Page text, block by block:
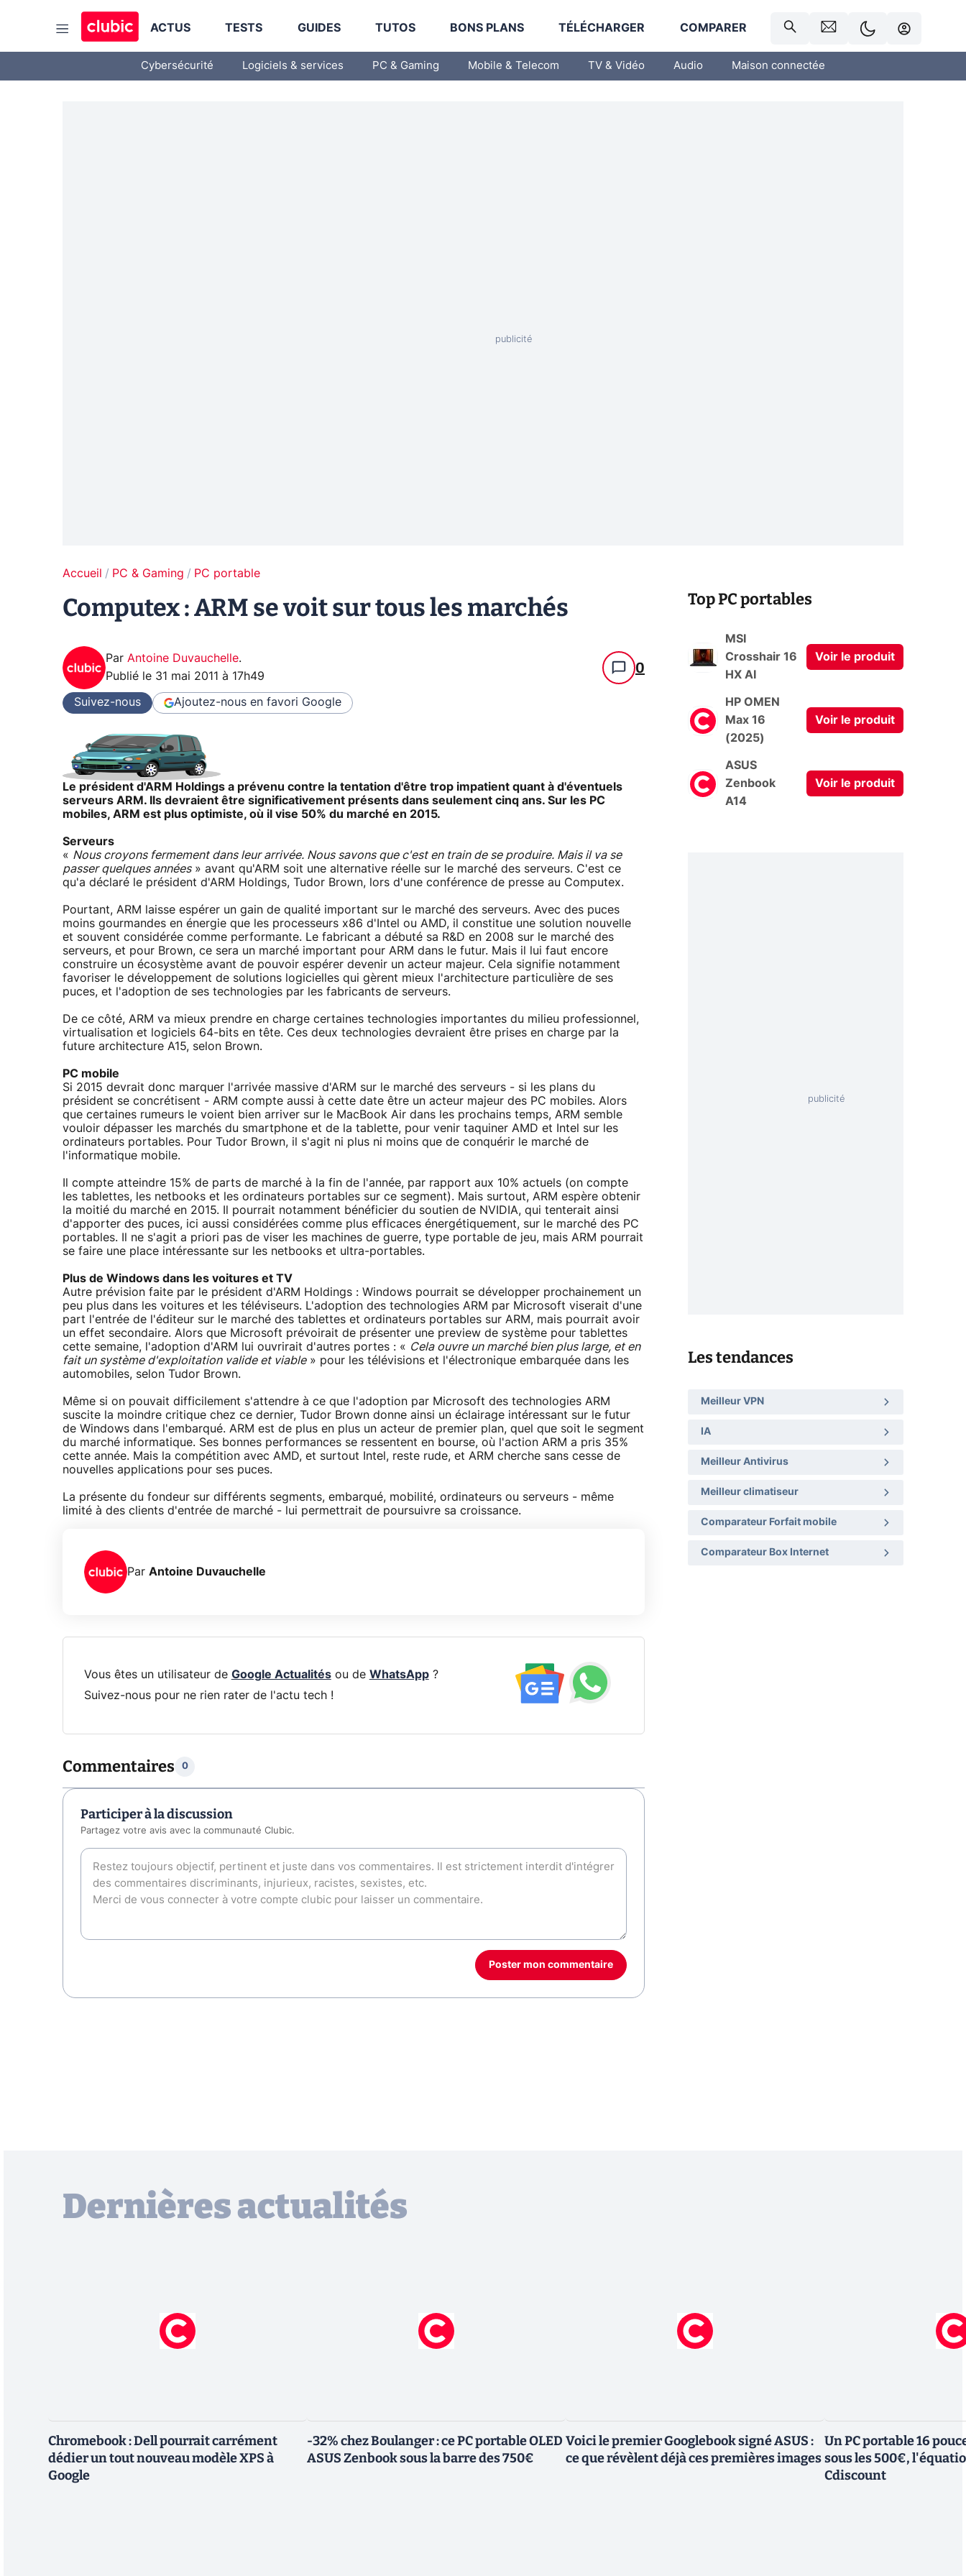
ACTUS TESTS GUIDES TUTOS BONS PLANS TÉLÉCHARGER COMPARER
Cybersécurité Logiciels & services PC & Gaming Mobile & Telecom TV & Vidéo Audio Maison connectée
Accueil PC & Gaming PC portable
Computex : ARM se voit sur tous les marchés
Par Antoine Duvauchelle.
Publié le 31 mai 2011 à 17h49 0
Suivez-nous Ajoutez-nous en favori Google
Le président d'ARM Holdings a prévenu contre la tentation d'être trop impatient quant à d'éventuels
serveurs ARM. Ils devraient être significativement présents dans seulement cinq ans. Sur les PC
mobiles, ARM est plus optimiste, où il vise 50% du marché en 2015.
Serveurs
« Nous croyons fermement dans leur arrivée. Nous savons que c'est en train de se produire. Mais il va se
passer quelques années» avant qu'ARM soit une alternative réelle sur le marché des serveurs. C'est ce
qu'a déclaré le président d'ARM Holdings, Tudor Brown, lors d'une conférence de presse au Computex.
Pourtant, ARM laisse espérer un gain de qualité important sur le marché des serveurs. Avec des puces
moins gourmandes en énergie que les processeurs x86 d'Intel ou AMD, il constitue une solution nouvelle
et souvent considérée comme performante. Le fabricant a débuté sa R&D en 2008 sur le marché des
serveurs, et pour Brown, ce sera un marché important pour ARM dans le futur. Mais il lui faut encore
construire un écosystème avant de pouvoir espérer devenir un acteur majeur. Cela signifie notamment
favoriser le développement de solutions logicielles qui gèrent mieux l'architecture particulière de ses
puces, et l'adoption de ses technologies par les fabricants de serveurs.
De ce côté, ARM va mieux prendre en charge certaines technologies importantes du milieu professionnel,
virtualisation et logiciels 64-bits en tête. Ces deux technologies devraient être prises en charge par la
future architecture A15, selon Brown.
PC mobile
Si 2015 devrait donc marquer l'arrivée massive d'ARM sur le marché des serveurs - si les plans du
président se concrétisent - ARM compte aussi à cette date être un acteur majeur des PC mobiles. Alors
que certaines rumeurs le voient bien arriver sur le MacBook Air dans les prochains temps, ARM semble
vouloir dépasser les marchés du smartphone et de la tablette, pour venir taquiner AMD et Intel sur les
ordinateurs portables. Pour Tudor Brown, il s'agit ni plus ni moins que de conquérir le marché de
l'informatique mobile.
Il compte atteindre 15% de parts de marché à la fin de l'année, par rapport aux 10% actuels (on compte
les tablettes, les netbooks et les ordinateurs portables sur ce segment). Mais surtout, ARM espère obtenir
la moitié du marché en 2015. Il pourrait notamment bénéficier du soutien de NVIDIA, qui tenterait ainsi
d'apporter des puces, ici aussi considérées comme plus efficaces énergétiquement, sur le marché des PC
portables. Il ne s'agit a priori pas de viser les machines de guerre, type portable de jeu, mais ARM pourrait
se faire une place intéressante sur les netbooks et ultra-portables.
Plus de Windows dans les voitures et TV
Autre prévision faite par le président d'ARM Holdings : Windows pourrait se développer prochainement un
peu plus dans les voitures et les téléviseurs. L'adoption des technologies ARM par Microsoft viserait d'une
part l'entrée de l'éditeur sur le marché des tablettes et ordinateurs portables sur ARM, mais pourrait avoir
un effet secondaire. Alors que Microsoft prévoirait de présenter une preview de système pour tablettes
cette semaine, l'adoption d'ARM lui ouvrirait d'autres portes : « Cela ouvre un marché bien plus large, et en
fait un système d'exploitation valide et viable» pour les télévisions et l'électronique embarquée dans les
automobiles, selon Tudor Brown.
Même si on pouvait difficilement s'attendre à ce que l'adoption par Microsoft des technologies ARM
suscite la moindre critique chez ce dernier, Tudor Brown donne ainsi un éclairage intéressant sur le futur
de Windows dans l'embarqué. ARM est de plus en plus un acteur de premier plan, quel que soit le segment
du marché informatique. Ses bonnes performances se ressentent en bourse, où l'action ARM a pris 35%
cette année. Mais la compétition avec AMD, et surtout Intel, reste rude, et ARM cherche sans cesse de
nouvelles applications pour ses puces.
La présente du fondeur sur différents segments, embarqué, mobilité, ordinateurs ou serveurs - même
limité à des clients d'entrée de marché - lui permettrait de poursuivre sa croissance.
Par Antoine Duvauchelle
Vous êtes un utilisateur de Google Actualitésou de WhatsApp?
Suivez-nous pour ne rien rater de l'actu tech !
Commentaires 0
Participer à la discussion
Partagez votre avis avec la communauté Clubic.
Poster mon commentaire
Top PC portables
MSI
Crosshair 16
HX AI
Voir le produit
HP OMEN
Max 16
(2025)
Voir le produit
ASUS
Zenbook
A14
Voir le produit
Les tendances
Meilleur VPN
IA
Meilleur Antivirus
Meilleur climatiseur
Comparateur Forfait mobile
Comparateur Box Internet
Dernières actualités
Chromebook : Dell pourrait carrément
dédier un tout nouveau modèle XPS à
Google
-32% chez Boulanger : ce PC portable OLED
ASUS Zenbook sous la barre des 750€
Voici le premier Googlebook signé ASUS :
ce que révèlent déjà ces premières images
Un PC portable 16
sous les 500€,
Cdiscount